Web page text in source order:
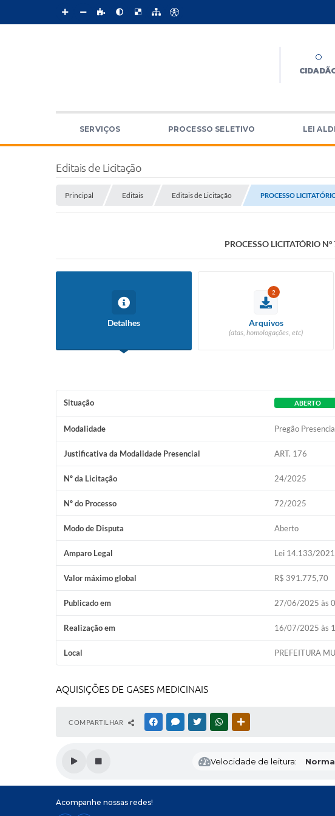
SERVIÇOS PROCESSO SELETIVO LEI
Editais de Licitação
Principal Editais Editais de Licitação PROCESSO
PROCESSO LICITATÓRIO
Detalhes
2
Arquivos
(atas, homologações, etc)
Situação ABERTO
Modalidade Pregão
Justificativa da Modalidade Presencial ART. 176
Nº da Licitação 24/2025
Nº do Processo 72/2025
Modo de Disputa Aberto
Amparo Legal Lei 14.133/
Valor máximo global R$ 391.775,70
Publicado em 27/06/2025 às
Realização em 16/07/2025 às
Local PREFEITURA
AQUISIÇÕES DE GASES MEDICINAIS
COMPARTILHAR FACEBOOKMESSENGER
TWITTERWHATSAPP
Velocidade de leitura:
Acompanhe nossas redes!